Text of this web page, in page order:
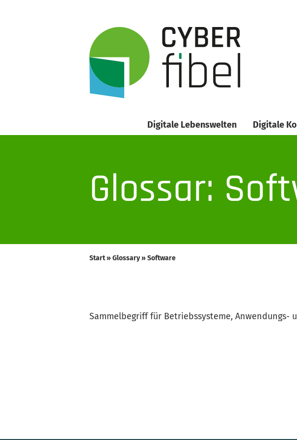
Digitale Lebenswelten Digitale
Glossar:
Start»Glossary»Software
Sammelbegriff für Betriebssysteme, Anwendungs-